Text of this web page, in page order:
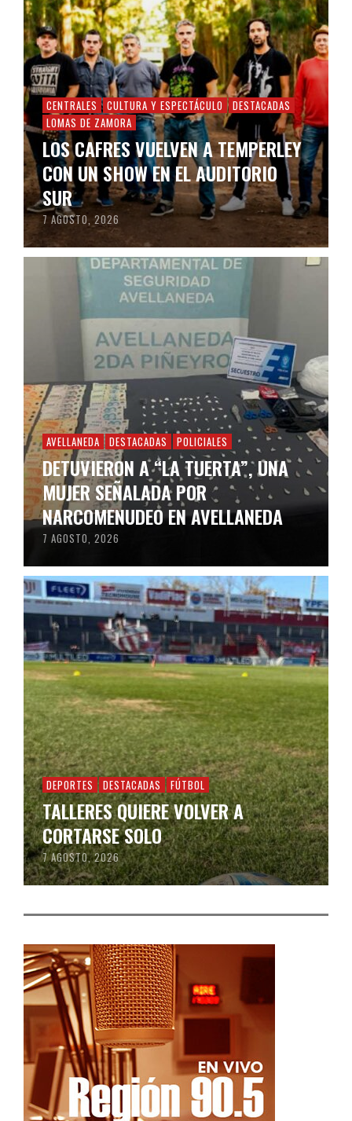
CENTRALES CULTURA Y ESPECTÁCULO
DESTACADAS
LOMAS DE ZAMORA
LOS CAFRES VUELVEN A TEMPERLEY
CON UN SHOW EN EL AUDITORIO
SUR
7 AGOSTO, 2026
AVELLANEDA DESTACADAS POLICIALES
DETUVIERON A “LA TUERTA”, UNA
MUJER SEÑALADA POR
NARCOMENUDEO EN AVELLANEDA
7 AGOSTO, 2026
DEPORTES DESTACADAS FÚTBOL
TALLERES QUIERE VOLVER A
CORTARSE SOLO
7 AGOSTO, 2026